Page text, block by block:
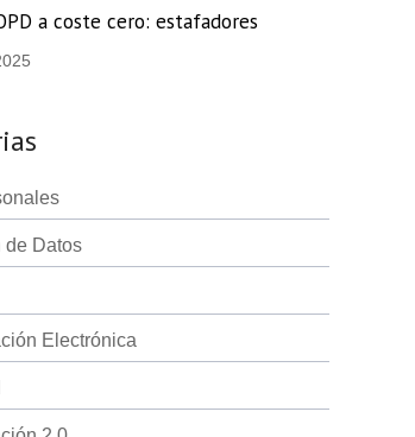
a coste cero: estafadores
de Datos
Electrónica